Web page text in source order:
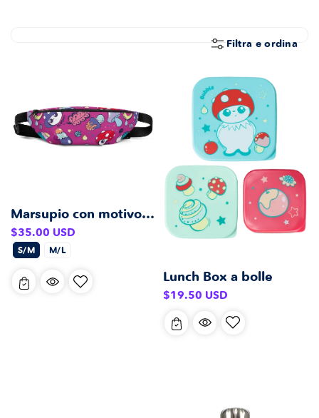
:
Filtra e ordina
Marsupio con motivo rosa bacca
Prezzo
di
listino
$35.00 USD
S/M M/L
Lunch Box a bolle
Prezzo
listino
$19.50 USD